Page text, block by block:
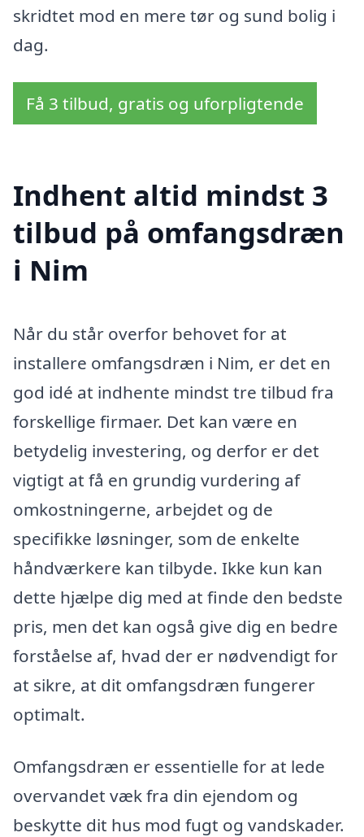
skridtet mod en mere tør og sund bolig i
dag.
Få 3 tilbud, gratis og uforpligtende
Indhent altid mindst 3
tilbud på omfangsdræn
i Nim
Når du står overfor behovet for at
installere omfangsdræn i Nim, er det en
god idé at indhente mindst tre tilbud fra
forskellige firmaer. Det kan være en
betydelig investering, og derfor er det
vigtigt at få en grundig vurdering af
omkostningerne, arbejdet og de
specifikke løsninger, som de enkelte
håndværkere kan tilbyde. Ikke kun kan
dette hjælpe dig med at finde den bedste
pris, men det kan også give dig en bedre
forståelse af, hvad der er nødvendigt for
at sikre, at dit omfangsdræn fungerer
optimalt.
Omfangsdræn er essentielle for at lede
overvandet væk fra din ejendom og
beskytte dit hus mod fugt og vandskader.